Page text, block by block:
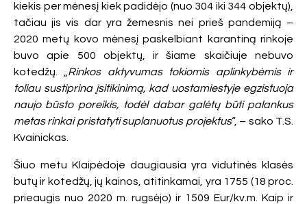
kiekis per mėnesį kiek padidėjo (nuo 304 iki 344 objektų),
tačiau jis vis dar yra žemesnis nei prieš pandemiją –
2020 metų kovo mėnesį paskelbiant karantiną rinkoje
buvo apie 500 objektų, ir šiame skaičiuje nebuvo
kotedžų. „ Rinkos aktyvumas tokiomis aplinkybėmis ir
toliau sustiprina įsitikinimą, kad uostamiestyje egzistuoja
naujo būsto poreikis, todėl dabar galėtų būti palankus
metas rinkai pristatyti suplanuotus projektus“, – sako T.S.
Kvainickas.
Šiuo metu Klaipėdoje daugiausia yra vidutinės klasės
butų ir kotedžų, jų kainos, atitinkamai, yra 1755 (18 proc.
prieaugis nuo 2020 m. rugsėjo) ir 1509 Eur/kv.m. Kaip ir